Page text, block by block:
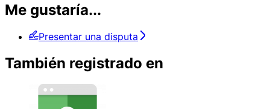
Me gustaría...
Presentar una disputa
También registrado en